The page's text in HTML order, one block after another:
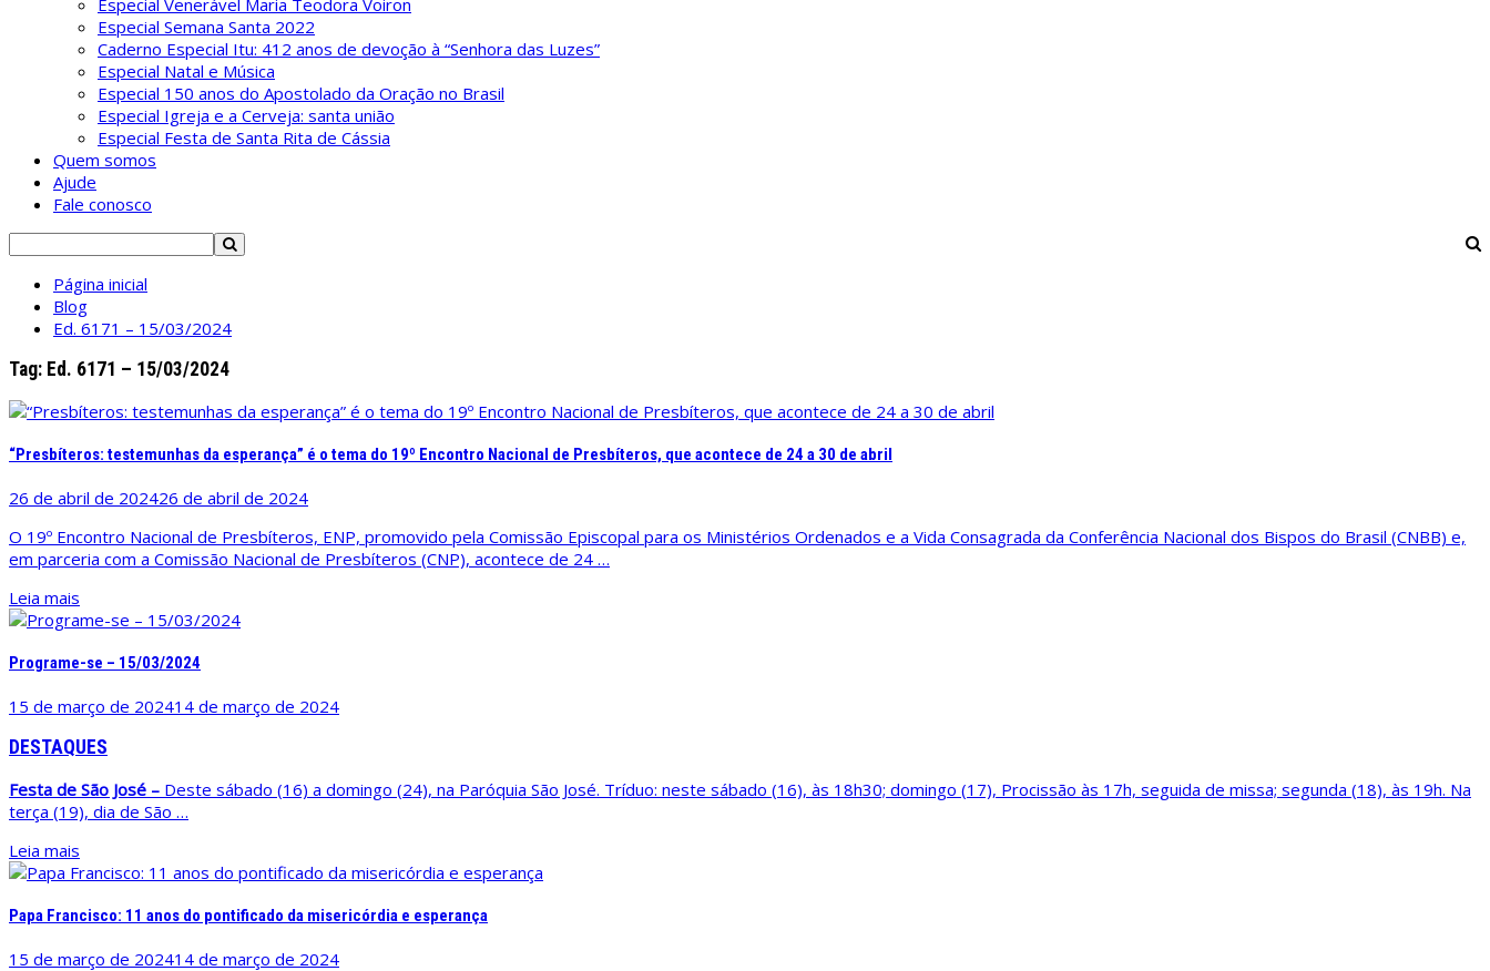
Especial Semana Santa 2022
Caderno Especial Itu: 412 anos de devoção à “Senhora das Luzes”
Especial Natal e Música
Especial 150 anos do Apostolado da Oração no Brasil
Especial Igreja e a Cerveja: santa união
Especial Festa de Santa Rita de Cássia
Quem somos
Ajude
Fale conosco
Pesquisar
por:
Página inicial
Blog
Ed. 6171 – 15/03/2024
Tag: Ed. 6171 – 15/03/2024
“Presbíteros: testemunhas da esperança” é o tema do 19º Encontro Nacional de Presbíteros, que acontece de 24 a 30 de abril
26 de abril de 202426 de abril de 2024
O 19º Encontro Nacional de Presbíteros, ENP, promovido pela Comissão Episcopal para os Ministérios Ordenados e a Vida Consagrada da Conferência Nacional dos Bispos do Brasil (CNBB) e,
em parceria com a Comissão Nacional de Presbíteros (CNP), acontece de 24 …
Leia mais
Programe-se – 15/03/2024
15 de março de 202414 de março de 2024
DESTAQUES
Festa de São José – Deste sábado (16) a domingo (24), na Paróquia São José. Tríduo: neste sábado (16), às 18h30; domingo (17), Procissão às 17h, seguida de missa; segunda (18), às 19h. Na
terça (19), dia de São …
Leia mais
Papa Francisco: 11 anos do pontificado da misericórdia e esperança
15 de março de 202414 de março de 2024